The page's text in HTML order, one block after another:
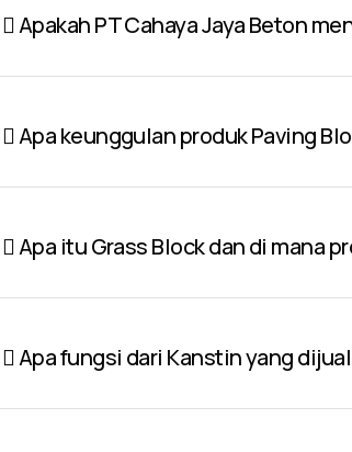
Apakah PT Cahaya Jaya Beton
Apa keunggulan produk Paving
Apa itu Grass Block dan di mana
Apa fungsi dari Kanstin yang